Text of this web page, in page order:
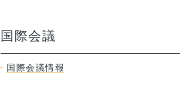
国際会議
国際会議情報